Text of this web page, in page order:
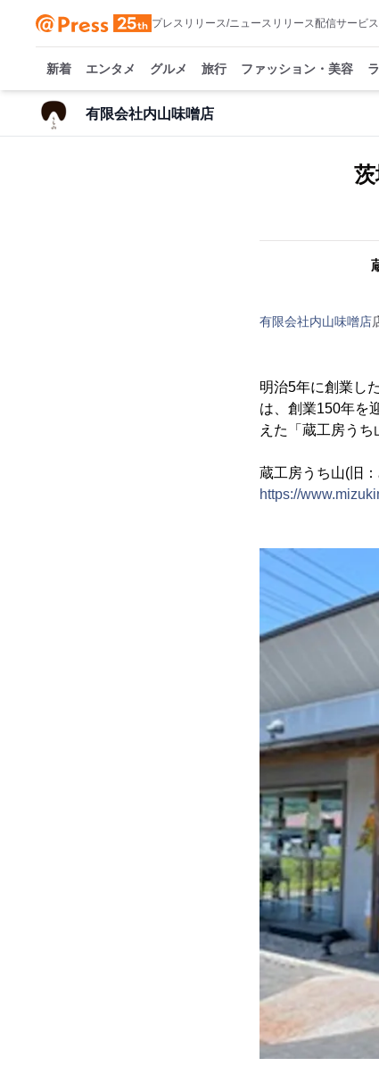
プレスリリース/ニュースリリース配信サービ
新着 エンタメ グルメ 旅行 ファッション・美容
有限会社内山味噌店
有限会社内山味噌店
明治5年に創業し
は、創業150年を
えた「蔵工房う
蔵工房うち山(旧
https://